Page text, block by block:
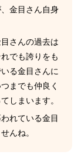
金目さん自身
さんの過去は
でも誇りをも
る金目さんに
までも仲良く
しまいます。
れている金目
んね。